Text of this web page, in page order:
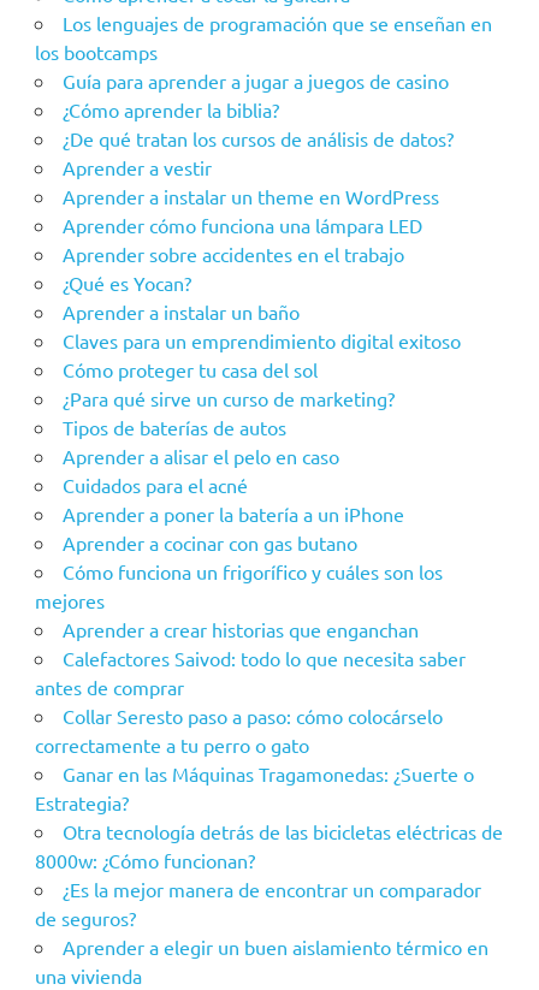
Los lenguajes de programación que se enseñan en
los bootcamps
Guía para aprender a jugar a juegos de casino
¿Cómo aprender la biblia?
¿De qué tratan los cursos de análisis de datos?
Aprender a vestir
Aprender a instalar un theme en WordPress
Aprender cómo funciona una lámpara LED
Aprender sobre accidentes en el trabajo
¿Qué es Yocan?
Aprender a instalar un baño
Claves para un emprendimiento digital exitoso
Cómo proteger tu casa del sol
¿Para qué sirve un curso de marketing?
Tipos de baterías de autos
Aprender a alisar el pelo en caso
Cuidados para el acné
Aprender a poner la batería a un iPhone
Aprender a cocinar con gas butano
Cómo funciona un frigorífico y cuáles son los
mejores
Aprender a crear historias que enganchan
Calefactores Saivod: todo lo que necesita saber
antes de comprar
Collar Seresto paso a paso: cómo colocárselo
correctamente a tu perro o gato
Ganar en las Máquinas Tragamonedas: ¿Suerte o
Estrategia?
Otra tecnología detrás de las bicicletas eléctricas de
8000w: ¿Cómo funcionan?
¿Es la mejor manera de encontrar un comparador
de seguros?
Aprender a elegir un buen aislamiento térmico en
una vivienda